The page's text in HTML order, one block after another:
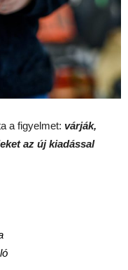
a figyelmet: várják,
az új kiadással